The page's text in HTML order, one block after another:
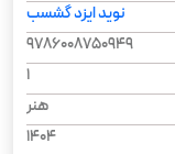
نوید ایزد گشسب
9786008750949
1
هنر
1404